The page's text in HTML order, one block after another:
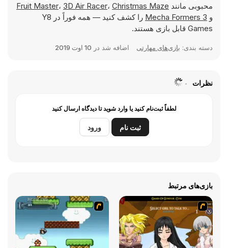
محبوبی مانند
Fruit Master، 3D Air Racer، Christmas Maze
و Mecha Formers 3
را کشف کنید — همه فوراً در Y8
Games قابل بازی هستند.
دسته بندی: بازی‌های مهارتی اضافه شد در 10 اوت 2019
نظرات
لطفاً ثبت‌نام کنید یا وارد شوید تا دیدگاه ارسال کنید
ثبت نام ورود
بازی‌های مرتبط